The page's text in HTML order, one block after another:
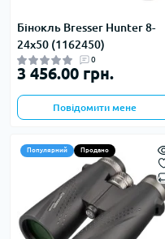
Бінокль Bresser Hunter 8-
24x50 (1162450)
0
3 456.00 грн.
Повідомити мене
Популярний Продано